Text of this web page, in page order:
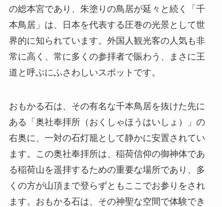
の総本宮であり、朱塗りの鳥居が延々と続く「千
本鳥居」は、日本を代表する圧巻の光景として世
界的に知られています。外国人観光客の人気も非
常に高く、常に多くの参拝者で賑わう、まさに王
道と呼ぶにふさわしいスポットです。
おもかる石は、その有名な千本鳥居を抜けた先に
ある「奥社奉拝所（おくしゃほうはいしょ）」の
右奥に、一対の石灯籠として静かに安置されてい
ます。この奥社奉拝所は、稲荷信仰の御神体であ
る稲荷山を遥拝するための重要な場所であり、多
くの方が山頂まで登らずともここでお参りをされ
ます。おもかる石は、その神聖な空間で体験でき